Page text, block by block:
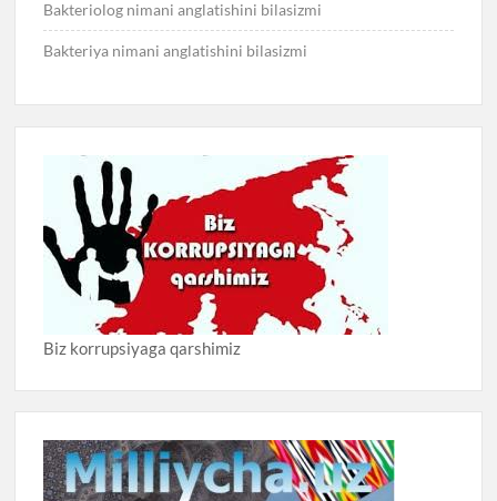
Bakteriolog nimani anglatishini bilasizmi
Bakteriya nimani anglatishini bilasizmi
Biz korrupsiyaga qarshimiz